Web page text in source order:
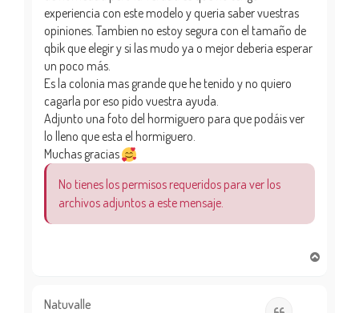
experiencia con este modelo y queria saber vuestras
opiniones. Tambien no estoy segura con el tamaño de
qbik que elegir y si las mudo ya o mejor deberia esperar
un poco más.
Es la colonia mas grande que he tenido y no quiero
cagarla por eso pido vuestra ayuda.
Adjunto una foto del hormiguero para que podáis ver
lo lleno que esta el hormiguero.
Muchas gracias
No tienes los permisos requeridos para ver los
archivos adjuntos a este mensaje.
Natuvalle